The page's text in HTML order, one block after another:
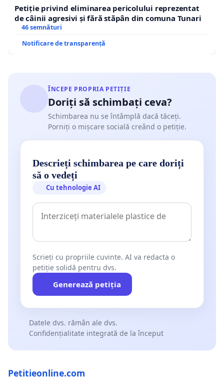
Petiție privind eliminarea pericolului reprezentat
de câinii agresivi și fără stăpân din comuna Tunari
46 semnături
Notificare de transparență
ÎNCEPE PROPRIA PETIȚIE
Doriți să schimbați ceva?
Schimbarea nu se întâmplă dacă tăceți.
Porniți o mișcare socială creând o petiție.
Descrieți schimbarea pe care doriți
să o vedeți
Cu tehnologie AI
Scrieți cu propriile cuvinte. AI va redacta o
petiție solidă pentru dvs.
Generează petiția
Datele dvs. rămân ale dvs.
Confidențialitate integrată de la început
Petitieonline.com